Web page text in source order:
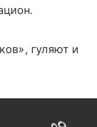
гуляют и